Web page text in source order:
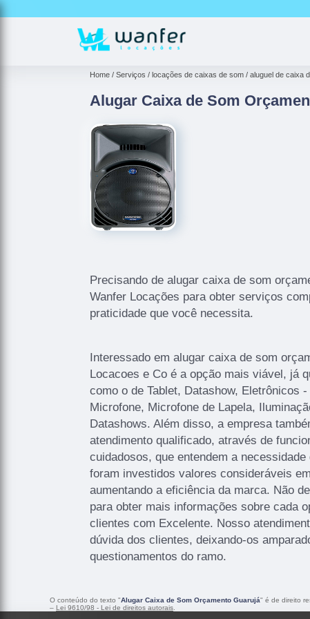
Home Serviços locações de caixas de som aluguel de caixa
Alugar Caixa de Som
Precisando de alugar caixa de som
Wanfer Locações para obter serviços
praticidade que você necessita.
Interessado em alugar caixa de som
Locacoes e Co é a opção mais viável, já
como o de Tablet, Datashow, Eletrônicos
Microfone, Microfone de Lapela,
Datashows. Além disso, a empresa
atendimento qualificado, através de
cuidadosos, que entendem a
foram investidos valores consideráveis
aumentando a eficiência da marca. Não
para obter mais informações sobre cada
clientes com Excelente. Nosso
dúvida dos clientes, deixando-os
questionamentos do ramo.
O conteúdo do texto "Alugar Caixa de Som Orçamento Guarujá" é de direito
– Lei 9610/98 - Lei de direitos autorais